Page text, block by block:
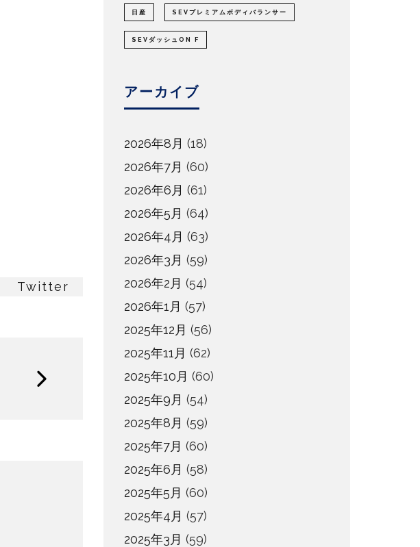
Twitter
日産 SEVプレミアムボディバランサー
SEVダッシュON F
アーカイブ
2026年8月 (18)
2026年7月 (60)
2026年6月 (61)
2026年5月 (64)
2026年4月 (63)
2026年3月 (59)
2026年2月 (54)
2026年1月 (57)
2025年12月 (56)
2025年11月 (62)
2025年10月 (60)
2025年9月 (54)
2025年8月 (59)
2025年7月 (60)
2025年6月 (58)
2025年5月 (60)
2025年4月 (57)
2025年3月 (59)